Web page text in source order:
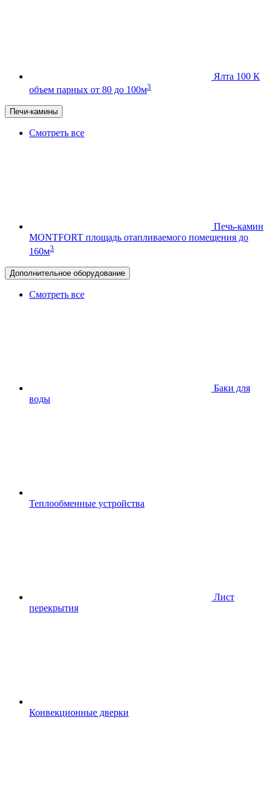
Ялта 100 К
объем парных от 80 до 100м3
Печи-камины
Смотреть все
Печь-камин
MONTFORT площадь отапливаемого помещения до
160м3
Дополнительное оборудование
Смотреть все
Баки для
воды
Теплообменные устройства
Лист
перекрытия
Конвекционные дверки